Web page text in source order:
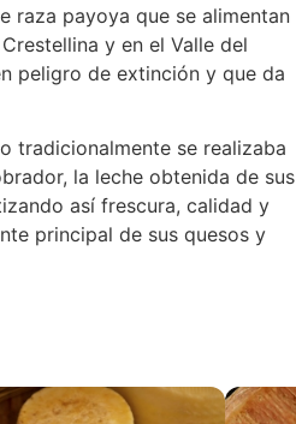
raza payoya que se alimentan
y en el Valle del
peligro de extinción y que da
tradicionalmente se realizaba
la leche obtenida de sus
así frescura, calidad y
principal de sus quesos y